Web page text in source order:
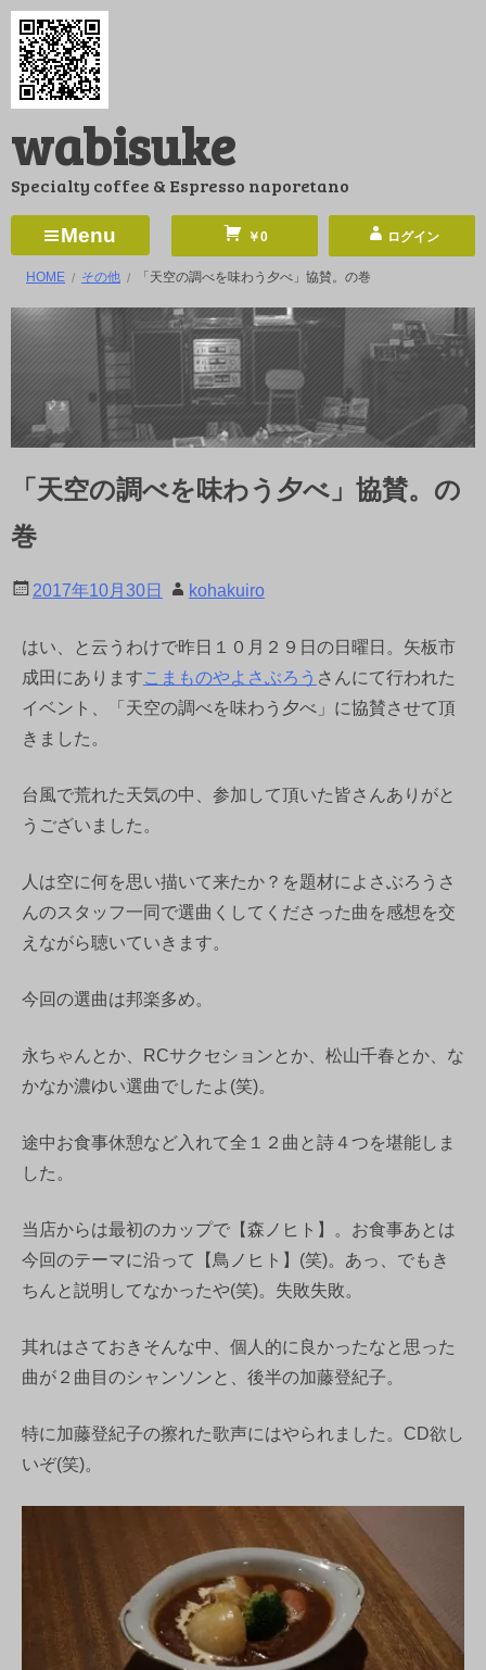
コ
ン
ツ
ス
ッ
wabisuke
Specialty coffee & Espresso naporetano
Menu ￥0 ログイン
HOME その他 「天空の調べを味わう夕べ」協賛。の巻
「天空の調べを味わう夕べ」協賛。の
巻
2017年10月30日 kohakuiro
はい、と云うわけで昨日１０月２９日の日曜日。矢板市
成田にありますこまものやよさぶろう さんにて行われた
イベント、「天空の調べを味わう夕べ」に協賛させて頂
きました。
台風で荒れた天気の中、参加して頂いた皆さんありがと
うございました。
人は空に何を思い描いて来たか？を題材によさぶろうさ
んのスタッフ一同で選曲くしてくださった曲を感想を交
えながら聴いていきます。
今回の選曲は邦楽多め。
永ちゃんとか、RCサクセションとか、松山千春とか、な
かなか濃ゆい選曲でしたよ(笑)。
途中お食事休憩など入れて全１２曲と詩４つを堪能しま
した。
当店からは最初のカップで【森ノヒト】。お食事あとは
今回のテーマに沿って【鳥ノヒト】(笑)。あっ、でもき
ちんと説明してなかったや(笑)。失敗失敗。
其れはさておきそんな中、個人的に良かったなと思った
曲が２曲目のシャンソンと、後半の加藤登紀子。
特に加藤登紀子の擦れた歌声にはやられました。CD欲し
いぞ(笑)。